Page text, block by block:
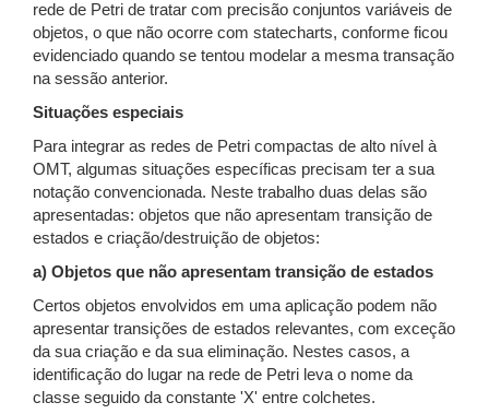
rede de Petri de tratar com precisão conjuntos variáveis de
objetos, o que não ocorre com statecharts, conforme ficou
evidenciado quando se tentou modelar a mesma transação
na sessão anterior.
Situações especiais
Para integrar as redes de Petri compactas de alto nível à
OMT, algumas situações específicas precisam ter a sua
notação convencionada. Neste trabalho duas delas são
apresentadas: objetos que não apresentam transição de
estados e criação/destruição de objetos:
a) Objetos que não apresentam transição de estados
Certos objetos envolvidos em uma aplicação podem não
apresentar transições de estados relevantes, com exceção
da sua criação e da sua eliminação. Nestes casos, a
identificação do lugar na rede de Petri leva o nome da
classe seguido da constante 'X' entre colchetes.